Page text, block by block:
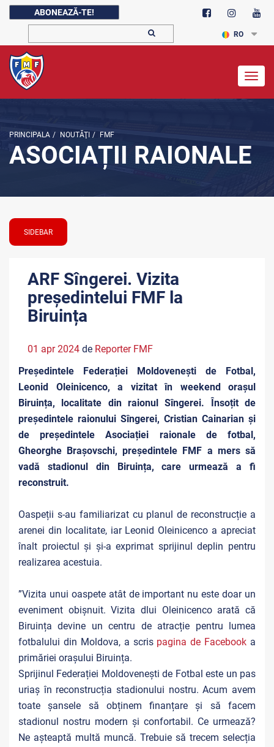
ABONEAZĂ-TE!
RO
PRINCIPALA / NOUTĂŢI / FMF
ASOCIAȚII RAIONALE
SIDEBAR
ARF Sîngerei. Vizita
președintelui FMF la
Biruința
01 apr 2024 de Reporter FMF
Președintele Federației Moldovenești de Fotbal,
Leonid Oleinicenco, a vizitat în weekend orașul
Biruința, localitate din raionul Sîngerei. Însoțit de
președintele raionului Sîngerei, Cristian Cainarian și
de președintele Asociației raionale de fotbal,
Gheorghe Brașovschi, președintele FMF a mers să
vadă stadionul din Biruința, care urmează a fi
reconstruit.
Oaspeții s-au familiarizat cu planul de reconstrucție a
arenei din localitate, iar Leonid Oleinicenco a apreciat
înalt proiectul și și-a exprimat sprijinul deplin pentru
realizarea acestuia.
”Vizita unui oaspete atât de important nu este doar un
eveniment obișnuit. Vizita dlui Oleinicenco arată că
Biruința devine un centru de atracție pentru lumea
fotbalului din Moldova, a scris pagina de Facebook a
primăriei orașului Biruința.
Sprijinul Federației Moldovenești de Fotbal este un pas
uriaș în reconstrucția stadionului nostru. Acum avem
toate șansele să obținem finanțare și să facem
stadionul nostru modern și confortabil. Ce urmează?
Ne așteaptă multă muncă. Trebuie să trecem selecția